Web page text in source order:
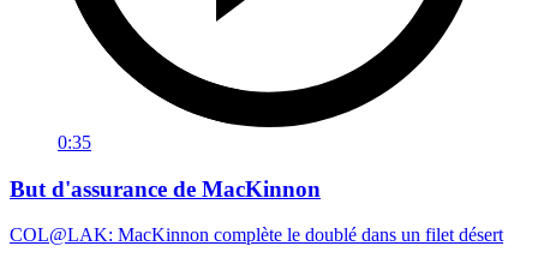
0:35
But d'assurance de MacKinnon
COL@LAK: MacKinnon complète le doublé dans un filet désert